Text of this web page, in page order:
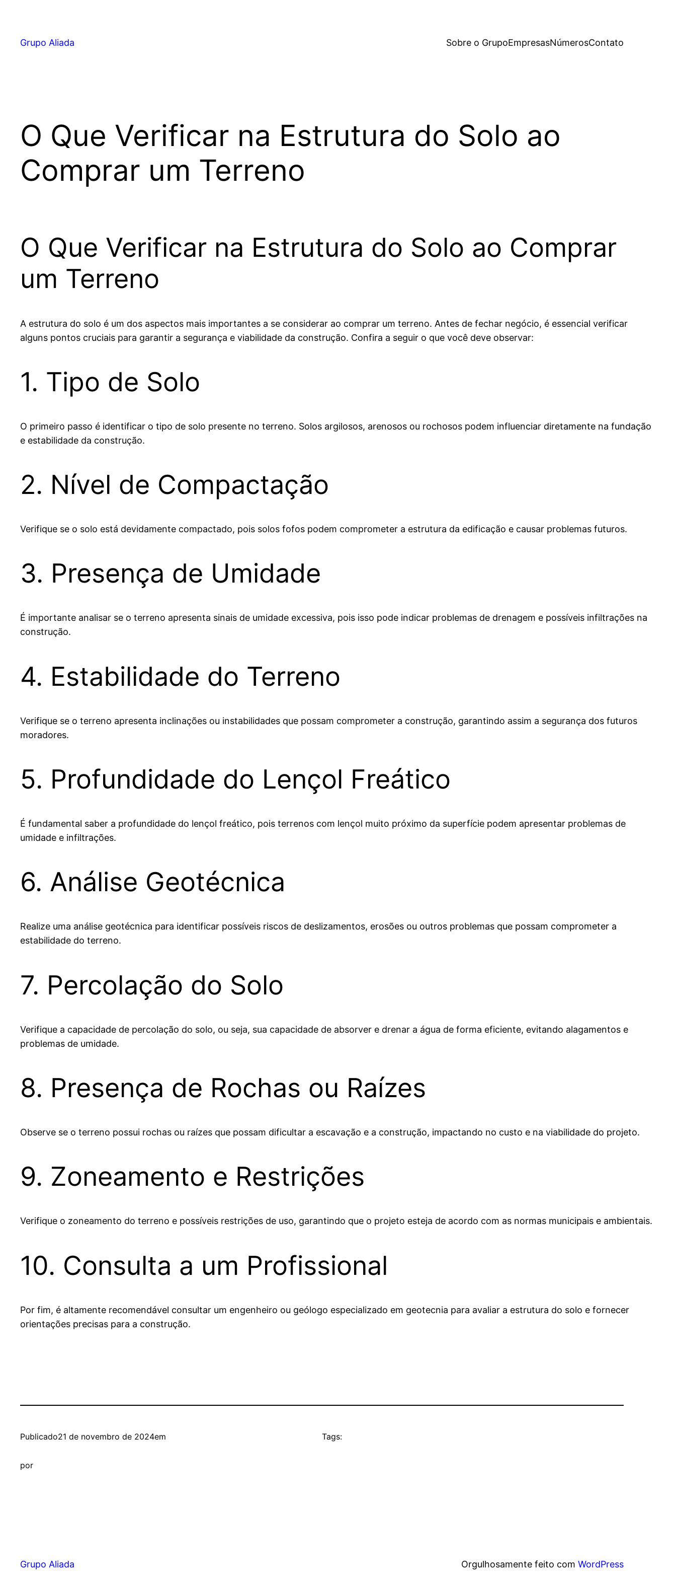
Grupo Aliada Sobre o GrupoEmpresasNúmerosContato
O Que Verificar na Estrutura do Solo ao
Comprar um Terreno
O Que Verificar na Estrutura do Solo ao Comprar
um Terreno
A estrutura do solo é um dos aspectos mais importantes a se considerar ao comprar um terreno. Antes de fechar negócio, é essencial verificar
alguns pontos cruciais para garantir a segurança e viabilidade da construção. Confira a seguir o que você deve observar:
1. Tipo de Solo
O primeiro passo é identificar o tipo de solo presente no terreno. Solos argilosos, arenosos ou rochosos podem influenciar diretamente na fundação
e estabilidade da construção.
2. Nível de Compactação
Verifique se o solo está devidamente compactado, pois solos fofos podem comprometer a estrutura da edificação e causar problemas futuros.
3. Presença de Umidade
É importante analisar se o terreno apresenta sinais de umidade excessiva, pois isso pode indicar problemas de drenagem e possíveis infiltrações na
construção.
4. Estabilidade do Terreno
Verifique se o terreno apresenta inclinações ou instabilidades que possam comprometer a construção, garantindo assim a segurança dos futuros
moradores.
5. Profundidade do Lençol Freático
É fundamental saber a profundidade do lençol freático, pois terrenos com lençol muito próximo da superfície podem apresentar problemas de
umidade e infiltrações.
6. Análise Geotécnica
Realize uma análise geotécnica para identificar possíveis riscos de deslizamentos, erosões ou outros problemas que possam comprometer a
estabilidade do terreno.
7. Percolação do Solo
Verifique a capacidade de percolação do solo, ou seja, sua capacidade de absorver e drenar a água de forma eficiente, evitando alagamentos e
problemas de umidade.
8. Presença de Rochas ou Raízes
Observe se o terreno possui rochas ou raízes que possam dificultar a escavação e a construção, impactando no custo e na viabilidade do projeto.
9. Zoneamento e Restrições
Verifique o zoneamento do terreno e possíveis restrições de uso, garantindo que o projeto esteja de acordo com as normas municipais e ambientais.
10. Consulta a um Profissional
Por fim, é altamente recomendável consultar um engenheiro ou geólogo especializado em geotecnia para avaliar a estrutura do solo e fornecer
orientações precisas para a construção.
Publicado21 de novembro de 2024em
por
Tags:
Grupo Aliada Orgulhosamente feito com WordPress